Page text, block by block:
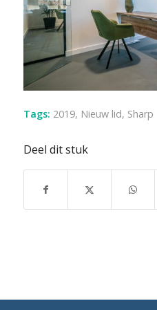
Tags: 2019, Nieuw lid, Sharp
Deel dit stuk